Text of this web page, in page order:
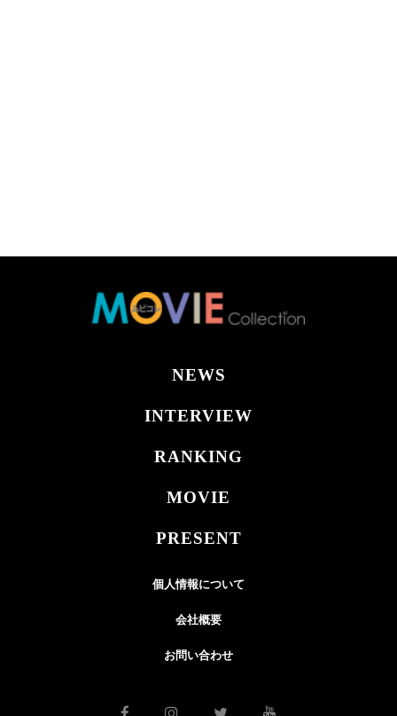
NEWS
INTERVIEW
RANKING
MOVIE
PRESENT
個人情報について
会社概要
お問い合わせ